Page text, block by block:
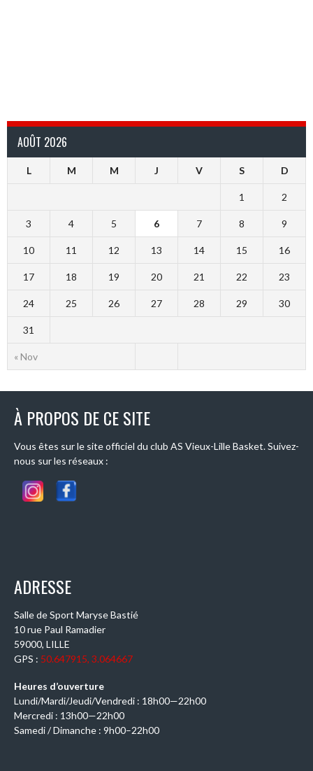
AOÛT 2026
L M M J V S D
« Nov
1 2
3 4 5 6 7 8 9
10 11 12 13 14 15 16
17 18 19 20 21 22 23
24 25 26 27 28 29 30
31
À PROPOS DE CE SITE
Vous êtes sur le site officiel du club AS Vieux-Lille Basket. Suivez-
nous sur les réseaux :
ADRESSE
Salle de Sport Maryse Bastié
10 rue Paul Ramadier
59000, LILLE
GPS : 50.647915, 3.064667
Heures d’ouverture
Lundi/Mardi/Jeudi/Vendredi : 18h00—22h00
Mercredi : 13h00—22h00
Samedi / Dimanche : 9h00–22h00